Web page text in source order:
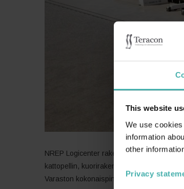
This website
We use
information
other
Privacy
NREP Logicenter rakennuttaa ja vuokraa
kattopellin, kuorirakenteet, ontelolaatat,
Varaston kokonaispinta-ala on noin 72